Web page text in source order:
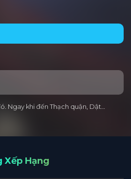
Ngay khi đến Thạch quận, Dật…
Xếp Hạng